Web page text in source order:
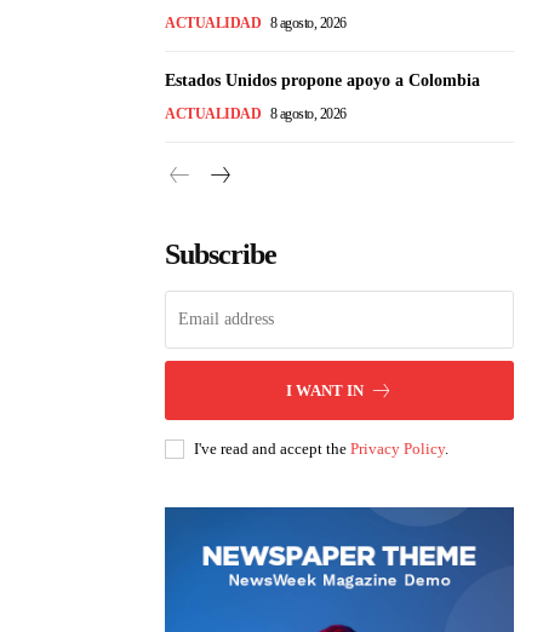
ACTUALIDAD 8 agosto, 2026
Estados Unidos propone apoyo a Colombia
ACTUALIDAD 8 agosto, 2026
Subscribe
I WANT IN
I've read and accept the Privacy Policy.